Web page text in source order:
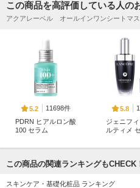
この商品を高評価している人の
アクアレーベル オールインワンシートマス
5.2
11698件
PDRN ヒアルロン酸
100 セラム
5.8
ジェニフ
ルティメ
この商品の関連ランキングもCHECK
スキンケア・基礎化粧品 ランキング